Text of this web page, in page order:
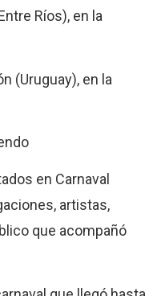
Ríos), en la
(Uruguay), en la
en Carnaval
artistas,
que acompañó